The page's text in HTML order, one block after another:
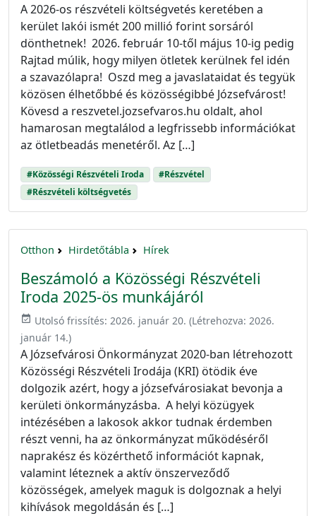
A 2026-os részvételi költségvetés keretében a
kerület lakói ismét 200 millió forint sorsáról
dönthetnek! 2026. február 10-től május 10-ig pedig
Rajtad múlik, hogy milyen ötletek kerülnek fel idén
a szavazólapra! Oszd meg a javaslataidat és tegyük
közösen élhetőbbé és közösségibbé Józsefvárost!
Kövesd a reszvetel.jozsefvaros.hu oldalt, ahol
hamarosan megtalálod a legfrissebb információkat
az ötletbeadás menetéről. Az […]
#Közösségi Részvételi Iroda
#Részvétel
#Részvételi költségvetés
Otthon Hirdetőtábla Hírek
Beszámoló a Közösségi Részvételi
Iroda 2025-ös munkájáról
event_available Utolsó frissítés: 2026. január 20. (Létrehozva: 2026.
január 14.)
A Józsefvárosi Önkormányzat 2020-ban létrehozott
Közösségi Részvételi Irodája (KRI) ötödik éve
dolgozik azért, hogy a józsefvárosiakat bevonja a
kerületi önkormányzásba. A helyi közügyek
intézésében a lakosok akkor tudnak érdemben
részt venni, ha az önkormányzat működéséről
naprakész és közérthető információt kapnak,
valamint léteznek a aktív önszerveződő
közösségek, amelyek maguk is dolgoznak a helyi
kihívások megoldásán és […]